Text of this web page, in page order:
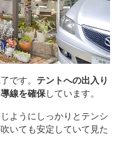
です。 テントへの出入り
線を確保しています。
ようにしっかりとテンシ
いても安定していて見た